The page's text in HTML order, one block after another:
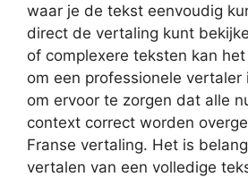
waar je de tekst eenvoudig
direct de vertaling kunt
of complexere teksten kan
om een professionele vertaler
om ervoor te zorgen dat alle
context correct worden
Franse vertaling. Het is
vertalen van een volledige